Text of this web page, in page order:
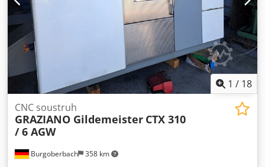
Kitagawa, průměr 210 mm - Různé nástrojové držáky VDI
30 - 1 + 1 poháněný nástrojový držák - Luneta s
automatickým posuvem - DMG SLIMline a ShopTurn -
Signalizační lampa - Měřicí rameno nástrojů -
Programovatelná luneta Dcedpfozr Rntsx Apyok
1 / 18
Burgoberbach 358 km
CNC soustruh
GRAZIANO Gildemeister CTX 310
/ 6 AGW